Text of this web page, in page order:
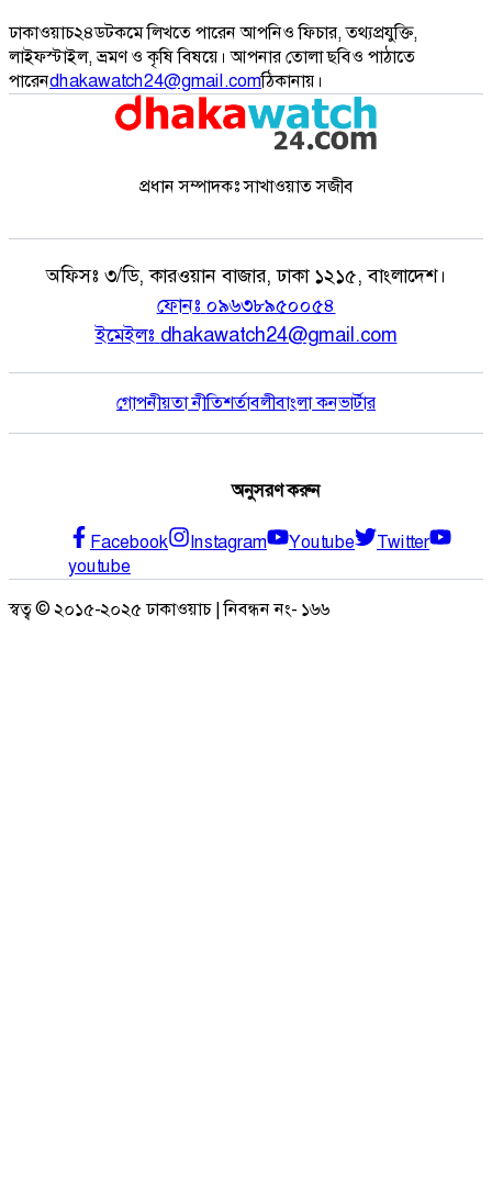
ঢাকাওয়াচ২৪ডটকমে লিখতে পারেন আপনিও ফিচার, তথ্যপ্রযুক্তি,
লাইফস্টাইল, ভ্রমণ ও কৃষি বিষয়ে। আপনার তোলা ছবিও পাঠাতে
পারেনdhakawatch24@gmail.comঠিকানায়।
প্রধান সম্পাদকঃ সাখাওয়াত সজীব
অফিসঃ ৩/ডি, কারওয়ান বাজার, ঢাকা ১২১৫, বাংলাদেশ।
ফোনঃ ০৯৬৩৮৯৫০০৫৪
ইমেইলঃ dhakawatch24@gmail.com
গোপনীয়তা নীতিশর্তাবলীবাংলা কনভার্টার
অনুসরণ করুন
Facebook Instagram Youtube
Twitter
youtube
স্বত্ব © ২০১৫-২০২৫ ঢাকাওয়াচ | নিবন্ধন নং- ১৬৬